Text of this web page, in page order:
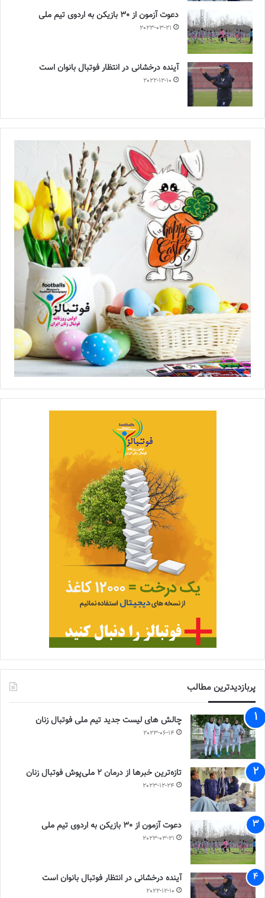
دعوت آزمون از 30 بازیکن به اردوی تیم ملی
2023-03-21
آینده درخشانی در انتظار فوتبال بانوان است
2022-12-10
پربازدیدترین مطالب
چالش هاى ليست جدید تيم ملى فوتبال زنان
2023-06-14
تازه‌ترین خبرها از درمان ۲ ملی‌پوش فوتبال زنان
2023-12-24
دعوت آزمون از 30 بازیکن به اردوی تیم ملی
2023-03-21
آینده درخشانی در انتظار فوتبال بانوان است
2022-12-10